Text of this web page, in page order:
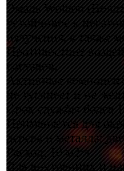
Эмаль Wollton
устойчивое к
излучения, а также
Противостоит
составов.
Активные
не тускнеет и не
Срок службы более
Применяется для
дерева и металла:
Расход: 10 м2/л
Для внутренних и